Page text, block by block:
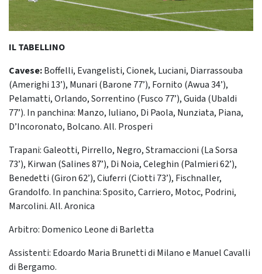
IL TABELLINO
Cavese:Boffelli, Evangelisti, Cionek, Luciani, Diarrassouba
(Amerighi 13’), Munari (Barone 77’), Fornito (Awua 34’),
Pelamatti, Orlando, Sorrentino (Fusco 77’), Guida (Ubaldi
77’). In panchina: Manzo, Iuliano, Di Paola, Nunziata, Piana,
D’Incoronato, Bolcano. All. Prosperi
Trapani: Galeotti, Pirrello, Negro, Stramaccioni (La Sorsa
73’), Kirwan (Salines 87’), Di Noia, Celeghin (Palmieri 62’),
Benedetti (Giron 62’), Ciuferri (Ciotti 73’), Fischnaller,
Grandolfo. In panchina: Sposito, Carriero, Motoc, Podrini,
Marcolini. All. Aronica
Arbitro: Domenico Leone di Barletta
Assistenti: Edoardo Maria Brunetti di Milano e Manuel Cavalli
di Bergamo.